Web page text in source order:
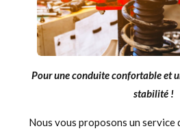
Pour une conduite confortable et
stabilité !
Nous vous proposons un service